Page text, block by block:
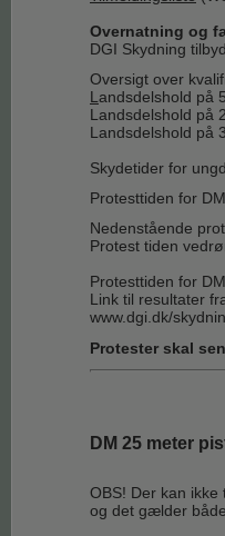
Overnatning og
DGI Skydning
Oversigt over
L andsdelshold på
Landsdelshold på
Landsdelshold på
Skydetider for
Protesttiden for
Nedenstående
Protest tiden
Protesttiden for
Link til resultater
www.dgi.dk/
Protester skal
DM 25 meter
OBS! Der kan
og det gælder